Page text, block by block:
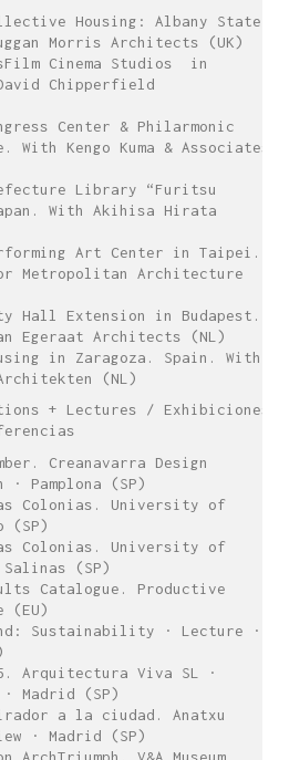
Housing: Albany State
Morris Architects (UK)
Cinema Studios in
Chipperfield
Center & Philarmonic
With Kengo Kuma & Associates
Library “Furitsu
With Akihisa Hirata
Art Center in Taipei.
Metropolitan Architecture
Hall Extension in Budapest.
Egeraat Architects (NL)
in Zaragoza. Spain. With
Architekten (NL)
+ Lectures / Exhibiciones
Creanavarra Design
Pamplona (SP)
Colonias. University of
(SP)
Colonias. University of
(SP)
Catalogue. Productive
(EU)
Sustainability · Lecture ·
Arquitectura Viva SL ·
· Madrid (SP)
a la ciudad. Anatxu
· Madrid (SP)